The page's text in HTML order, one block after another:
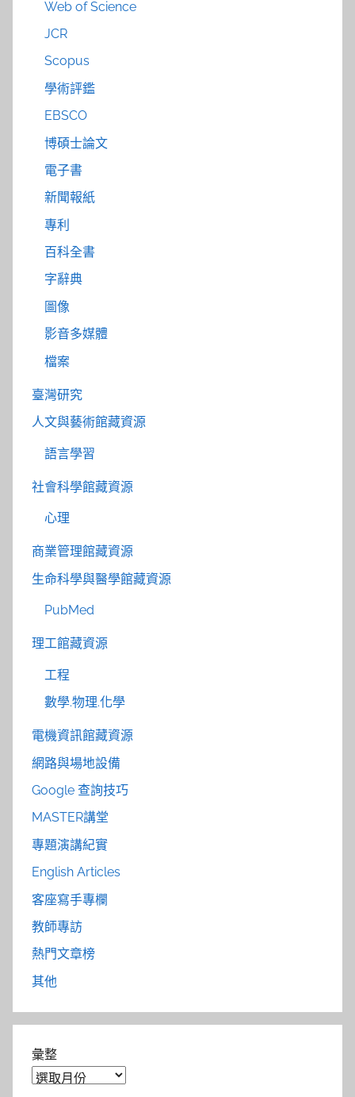
Web of Science
JCR
Scopus
學術評鑑
EBSCO
博碩士論文
電子書
新聞報紙
專利
百科全書
字辭典
圖像
影音多媒體
檔案
臺灣研究
人文與藝術館藏資源
語言學習
社會科學館藏資源
心理
商業管理館藏資源
生命科學與醫學館藏資源
PubMed
理工館藏資源
工程
數學.物理.化學
電機資訊館藏資源
網路與場地設備
Google 查詢技巧
MASTER講堂
專題演講紀實
English Articles
客座寫手專欄
教師專訪
熱門文章榜
其他
彙整